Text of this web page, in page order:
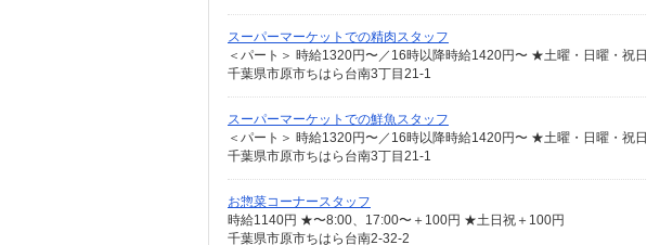
スーパーマーケットでの精肉スタッフ
＜パート＞ 時給1320円〜／16時以降時給1420円〜 ★土曜・日曜・祝
千葉県市原市ちはら台南3丁目21-1
スーパーマーケットでの鮮魚スタッフ
＜パート＞ 時給1320円〜／16時以降時給1420円〜 ★土曜・日曜・祝
千葉県市原市ちはら台南3丁目21-1
お惣菜コーナースタッフ
時給1140円 ★〜8:00、17:00〜＋100円 ★土日祝＋100円
千葉県市原市ちはら台南2-32-2